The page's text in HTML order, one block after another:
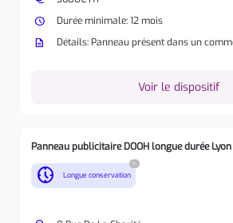
watch_later
Durée minimale: 12 mois
description
Détails: Panneau présent dans un
Voir le dispositif
Panneau publicitaire DOOH longue durée Lyon
nest_clock_farsight_analog Longue conservation
?